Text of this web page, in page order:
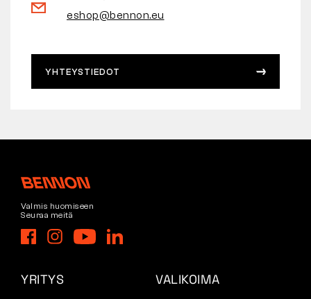
eshop@bennon.eu
YHTEYSTIEDOT
Valmis huomiseen
Seuraa meitä
YRITYS VALIKOIMA